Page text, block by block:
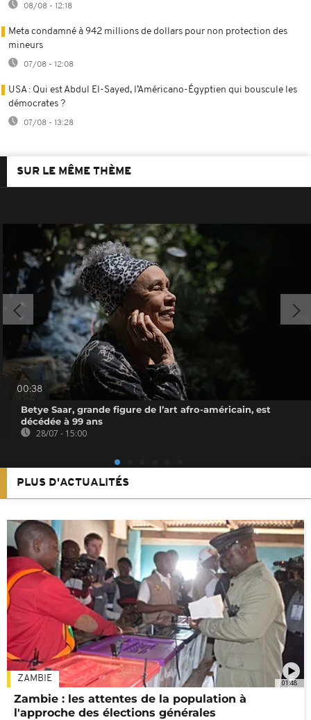
08/08 - 12:18
Meta condamné à 942 millions de dollars pour non protection des
mineurs
07/08 - 12:08
USA : Qui est Abdul El-Sayed, l’Américano-Égyptien qui bouscule les
démocrates ?
07/08 - 13:28
SUR LE MÊME THÈME
00:38
Betye Saar, grande figure de l’art afro-américain, est
décédée à 99 ans
28/07 - 15:00
PLUS D'ACTUALITÉS
01:48
ZAMBIE
Zambie : les attentes de la population à
l'approche des élections générales